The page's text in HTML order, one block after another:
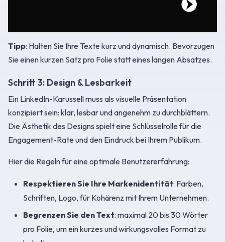
Tipp: Halten Sie Ihre Texte kurz und dynamisch. Bevorzugen
Sie einen kurzen Satz pro Folie statt eines langen Absatzes.
Schritt 3: Design & Lesbarkeit
Ein LinkedIn-Karussell muss als visuelle Präsentation
konzipiert sein: klar, lesbar und angenehm zu durchblättern.
Die Ästhetik des Designs spielt eine Schlüsselrolle für die
Engagement-Rate und den Eindruck bei Ihrem Publikum.
Hier die Regeln für eine optimale Benutzererfahrung:
Respektieren Sie Ihre Markenidentität: Farben,
Schriften, Logo, für Kohärenz mit Ihrem Unternehmen.
Begrenzen Sie den Text: maximal 20 bis 30 Wörter
pro Folie, um ein kurzes und wirkungsvolles Format zu